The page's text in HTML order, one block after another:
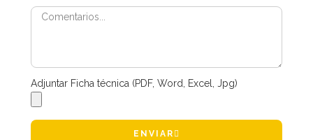
Adjuntar Ficha técnica (PDF, Word, Excel, Jpg)
ENVIAR